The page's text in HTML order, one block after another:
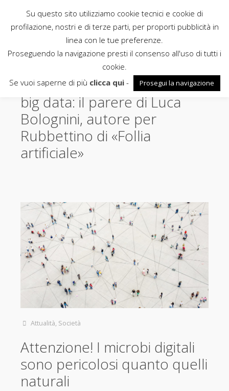
Rubbettino
Contact tracing, televoto e
big data: il parere di Luca
Bolognini, autore per
Rubbettino di «Follia
artificiale»
Attualità, Società
Attenzione! I microbi digitali
sono pericolosi quanto quelli
naturali
Su questo sito utilizziamo cookie tecnici e cookie di
profilazione, nostri e di terze parti, per proporti pubblicità in
linea con le tue preferenze.
Proseguendo la navigazione presti il consenso all'uso di tutti i
cookie.
Se vuoi saperne di più clicca qui- Prosegui la navigazione